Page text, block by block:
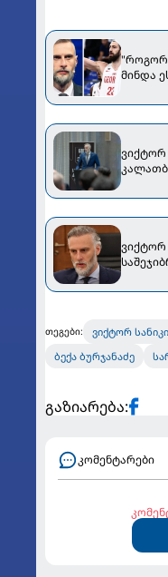
მინდა
ვიქტორ
ვიქტორ
თეგები: ვიქტორ
ბექა ბურჯანაძე
გაზიარება:
კომენტარები